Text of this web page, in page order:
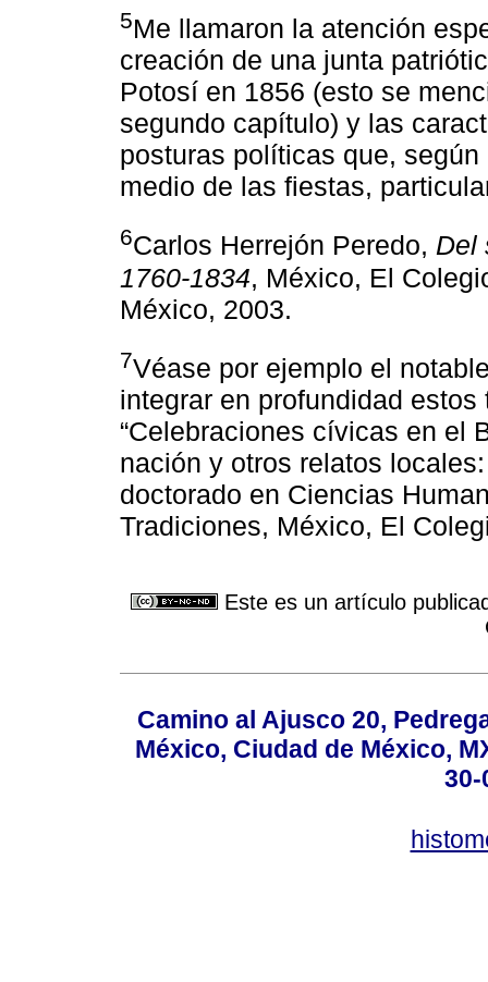
5Me llamaron la atención
creación de una junta
Potosí en 1856 (esto se
segundo capítulo) y las
posturas políticas que,
medio de las fiestas,
6Carlos Herrejón Peredo, Del
1760-1834, México, El
México, 2003.
7Véase por ejemplo el
integrar en profundidad
“Celebraciones cívicas en el
nación y otros relatos
doctorado en Ciencias
Tradiciones, México, El
Este es un artículo
Camino al Ajusco 20,
México, Ciudad de México,
30-